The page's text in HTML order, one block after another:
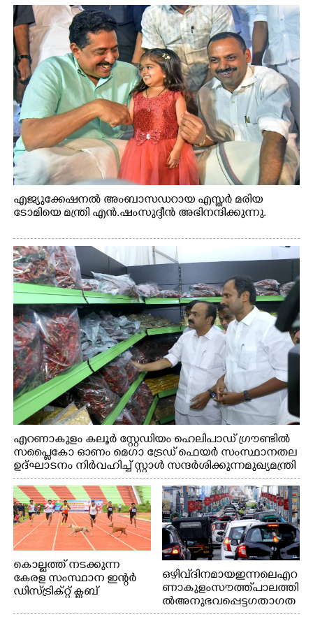
എജ്യുക്കേഷനൽ അംബാസഡറായ എസ്തർ മരിയ
ടോമിയെ മന്ത്രി എൻ.ഷംസുദ്ദീൻ അഭിനന്ദിക്കുന്നു.
എറണാകുളം കലൂർ സ്റ്റേഡിയം ഹെലിപാഡ് ഗ്രൗണ്ടിൽ
സപ്ളൈകോ ഓണം മെഗാ ട്രേഡ് ഫെയർ സംസ്ഥാനതല
ഉദ്ഘാടനം നിർവഹിച്ച് സ്റ്റാൾ സന്ദർശിക്കുന്ന മുഖ്യമന്ത്രി
വി.ഡി. സതീശൻ. മന്ത്രി അനൂപ് ജേക്കബ് സമീപം
കൊല്ലത്ത് നടക്കുന്ന
കേരള സംസ്ഥാന ഇന്റർ
ഡിസ്ട്രിക്റ്റ് ക്ലബ്
ഒഴിവ് ദിനമായ ഇന്നലെ എറ
ണാകുളം സൗത്ത് പാലത്തി
ൽ അനുഭവപ്പെട്ട ഗതാഗത
ക്കുരുക്ക്